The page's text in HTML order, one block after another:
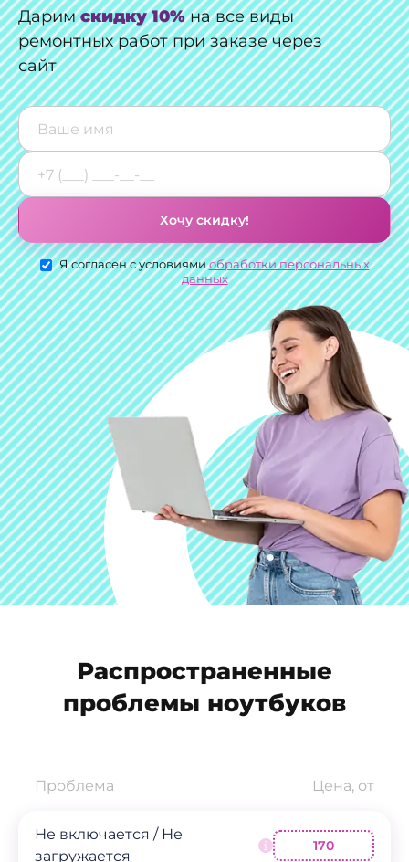
Даримскидку 10%на все виды
ремонтных работ при заказе через
сайт
Хочу скидку!
Я согласен с условиямиобработки персональных
данных
Распространенные
проблемы ноутбуков
Проблема Цена, от
Не включается / Не
загружается
170